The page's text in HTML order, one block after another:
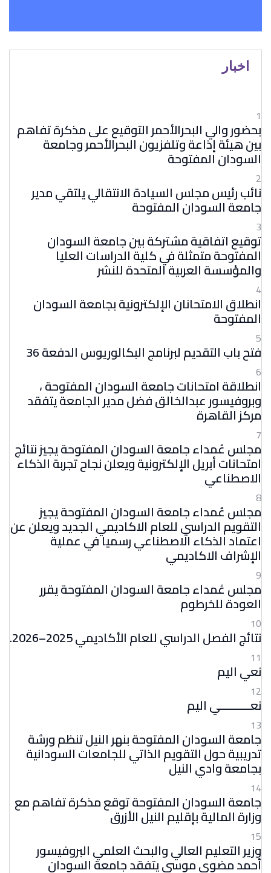
اخبار
1
بحضور والي البحرالأحمر التوقيع على مذكرة تفاهم
بين هيئة إذاعة وتلفزيون البحرالأحمر وجامعة
السودان المفتوحة
2
نائب رئيس مجلس السيادة الانتقالي يلتقي مدير
جامعة السودان المفتوحة
3
توقيع اتفاقية مشتركة بين جامعة السودان
المفتوحة متمثلة في كلية الدراسات العليا
والمؤسسة العربية المتحدة للنشر
4
انطلاق الامتحانان الإلكترونية بجامعة السودان
المفتوحة
5
فتح باب التقديم لبرنامج البكالوريوس الدفعة 36
6
انطلاقة امتحانات جامعة السودان المفتوحة ،
وبروفيسور عبدالخالق فضل مدير الجامعة يتفقد
مركز القاهرة
7
مجلس عُمداء جامعة السودان المفتوحة يجيز نتائج
امتحانات أبريل الإلكترونية ويعلن نجاح تجربة الذكاء
الاصطناعي
8
مجلس عُمداء جامعة السودان المفتوحة يجيز
التقويم الدراسي للعام الاكاديمي الجديد ويعلن عن
اعتماد الذكاء الاصطناعي رسميا في عملية
الإشراف الاكاديمي
9
مجلس عُمداء جامعة السودان المفتوحة يقرر
العودة للخرطوم
10
نتائج الفصل الدراسي للعام الأكاديمي 2025–2026.
11
نعي اليم
12
نعــــــــــي اليم
13
جامعة السودان المفتوحة بنهر النيل تنظم ورشة
تدريبية حول التقويم الذاتي للجامعات السودانية
بجامعة وادي النيل
14
جامعة السودان المفتوحة توقع مذكرة تفاهم مع
وزارة المالية بإقليم النيل الأزرق
15
وزير التعليم العالي والبحث العلمي البروفيسور
أحمد مضوي موسى يتفقد جامعة السودان